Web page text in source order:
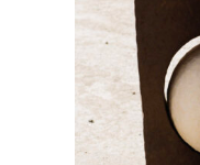
$1,000 –
$2,000 –
$5,000 –